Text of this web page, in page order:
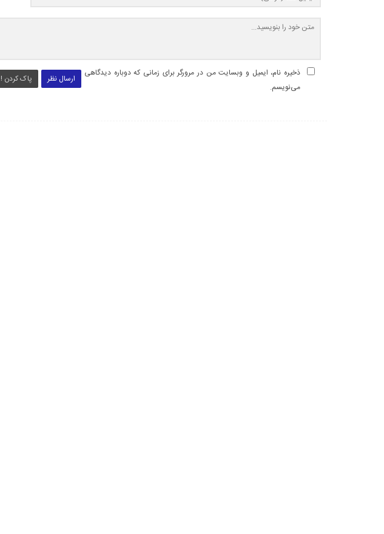
ارسال نظر پاک کردن !
ذخیره نام، ایمیل و وبسایت من در مرورگر برای زمانی که دوباره دیدگاهی
می‌نویسم.